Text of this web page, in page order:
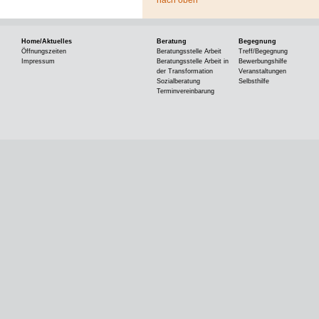
Home/Aktuelles
Öffnungszeiten
Impressum
Beratung
Beratungsstelle Arbeit
Beratungsstelle Arbeit in
der Transformation
Sozialberatung
Terminvereinbarung
Begegnung
Treff/Begegnung
Bewerbungshilfe
Veranstaltungen
Selbsthilfe